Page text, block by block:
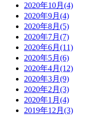
2020年10月(4)
2020年9月(4)
2020年8月(5)
2020年7月(7)
2020年6月(11)
2020年5月(6)
2020年4月(12)
2020年3月(9)
2020年2月(3)
2020年1月(4)
2019年12月(3)